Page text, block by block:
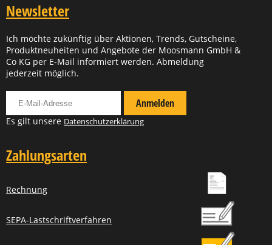
Newsletter
Ich möchte zukünftig über Aktionen, Trends, Gutscheine,
Produktneuheiten und Angebote der Moosmann GmbH &
Co KG per E-Mail informiert werden. Abmeldung
jederzeit möglich.
Anmelden
Es gilt unsere Datenschutzerklärung
Zahlungsarten
Rechnung
SEPA-Lastschriftverfahren